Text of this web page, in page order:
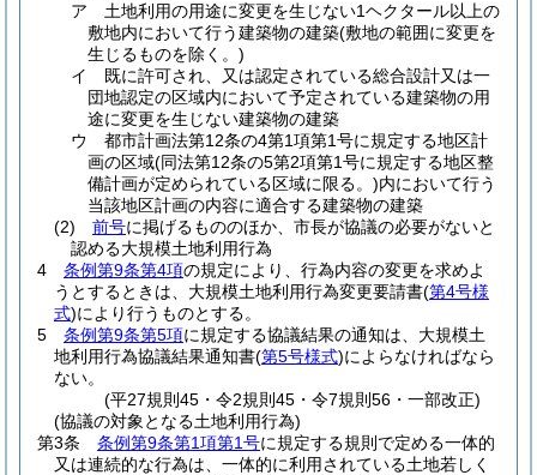
ア
土地利用の用途に変更を生じない1ヘクタール以上の
敷地内において行う建築物の建築(敷地の範囲に変更を
生じるものを除く。)
イ
既に許可され、又は認定されている総合設計又は一
団地認定の区域内において予定されている建築物の用
途に変更を生じない建築物の建築
ウ
都市計画法第12条の4第1項第1号に規定する地区計
画の区域(同法第12条の5第2項第1号に規定する地区整
備計画が定められている区域に限る。)内において行う
当該地区計画の内容に適合する建築物の建築
(2)
前号に掲げるもののほか、市長が協議の必要がないと
認める大規模土地利用行為
4
条例第9条第4項の規定により、行為内容の変更を求めよ
うとするときは、大規模土地利用行為変更要請書(第4号様
式)により行うものとする。
5
条例第9条第5項に規定する協議結果の通知は、大規模土
地利用行為協議結果通知書(第5号様式)によらなければなら
ない。
(平27規則45・令2規則45・令7規則56・一部改正)
(協議の対象となる土地利用行為)
第3条
条例第9条第1項第1号に規定する規則で定める一体的
又は連続的な行為は、一体的に利用されている土地若しく